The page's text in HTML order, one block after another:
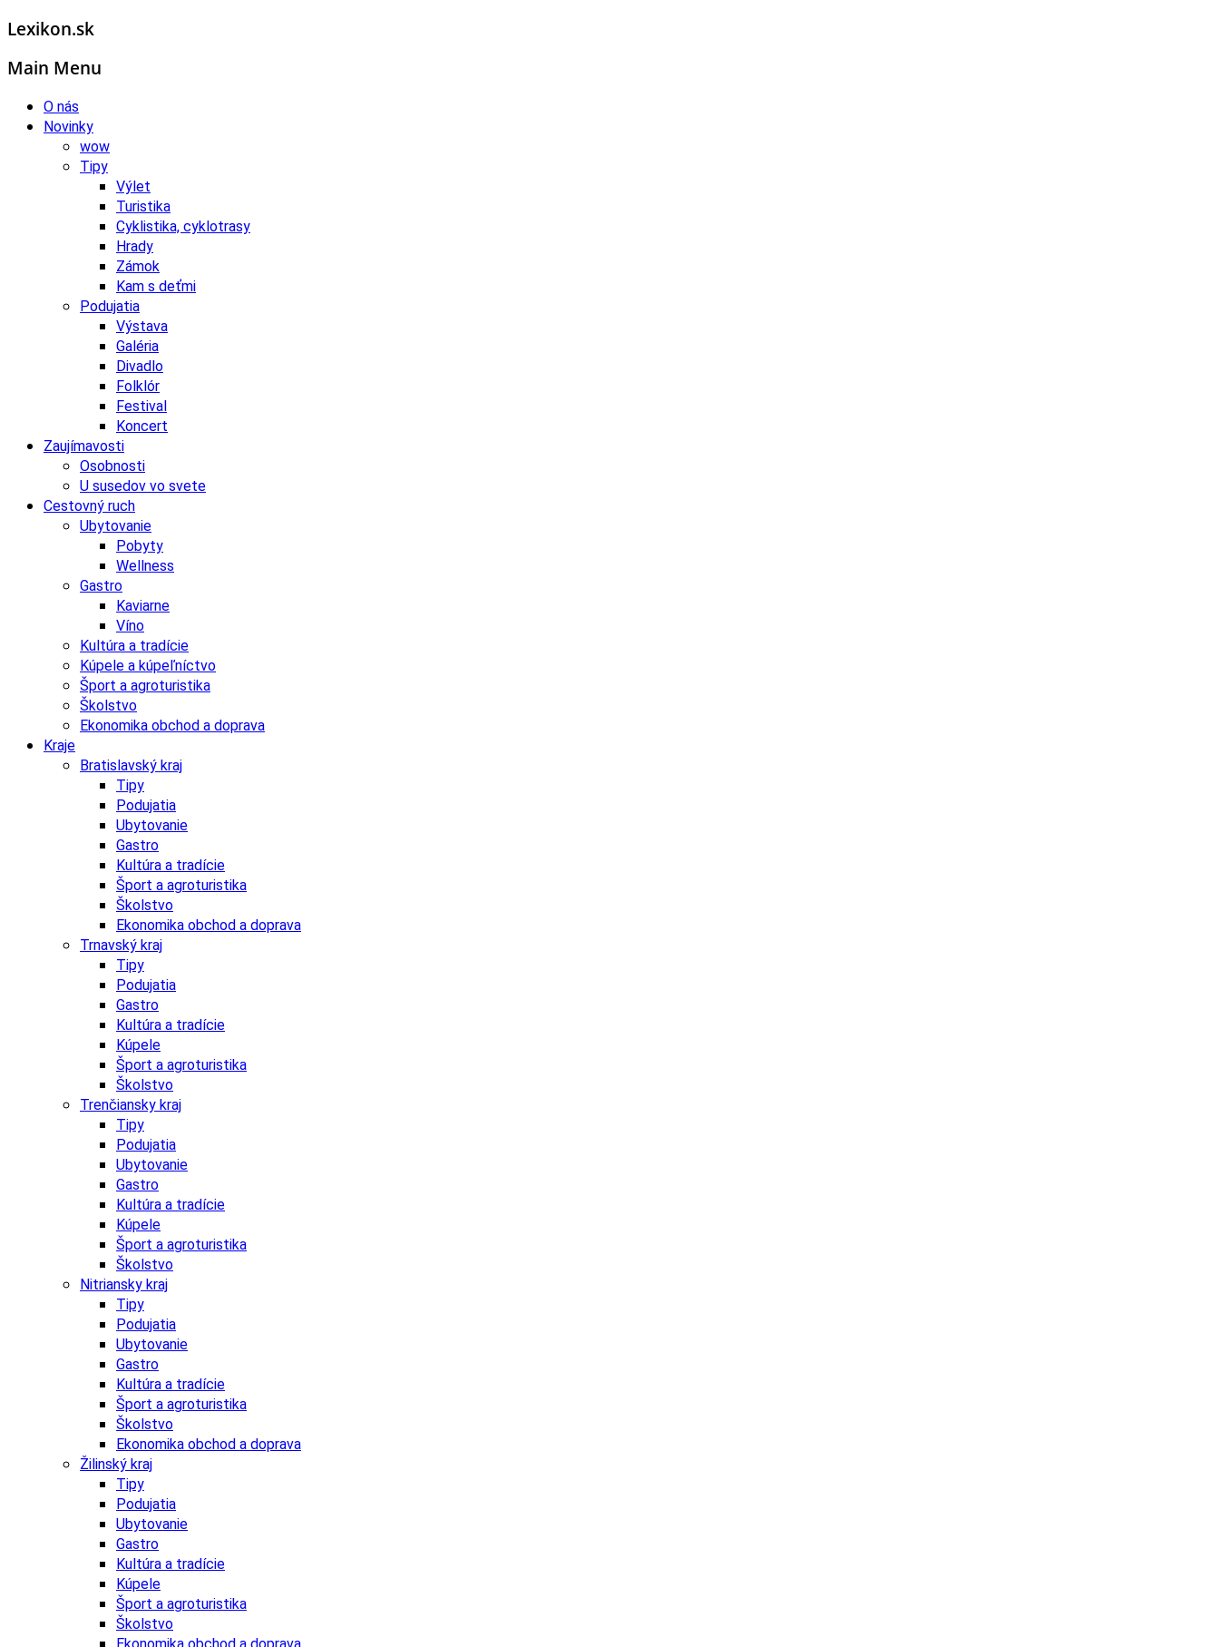
Lexikon.sk
Main Menu
O nás
Novinky
wow
Tipy
Výlet
Turistika
Cyklistika, cyklotrasy
Hrady
Zámok
Kam s deťmi
Podujatia
Výstava
Galéria
Divadlo
Folklór
Festival
Koncert
Zaujímavosti
Osobnosti
U susedov vo svete
Cestovný ruch
Ubytovanie
Pobyty
Wellness
Gastro
Kaviarne
Víno
Kultúra a tradície
Kúpele a kúpeľníctvo
Šport a agroturistika
Školstvo
Ekonomika obchod a doprava
Kraje
Bratislavský kraj
Tipy
Podujatia
Ubytovanie
Gastro
Kultúra a tradície
Šport a agroturistika
Školstvo
Ekonomika obchod a doprava
Trnavský kraj
Tipy
Podujatia
Gastro
Kultúra a tradície
Kúpele
Šport a agroturistika
Školstvo
Trenčiansky kraj
Tipy
Podujatia
Ubytovanie
Gastro
Kultúra a tradície
Kúpele
Šport a agroturistika
Školstvo
Nitriansky kraj
Tipy
Podujatia
Ubytovanie
Gastro
Kultúra a tradície
Šport a agroturistika
Školstvo
Ekonomika obchod a doprava
Žilinský kraj
Tipy
Podujatia
Ubytovanie
Gastro
Kultúra a tradície
Kúpele
Šport a agroturistika
Školstvo